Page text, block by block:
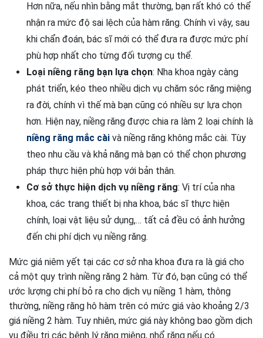
Hơn nữa, nếu nhìn bằng mắt thường, bạn rất khó có thể
nhận ra mức độ sai lệch của hàm răng. Chính vì vậy, sau
khi chẩn đoán, bác sĩ mới có thể đưa ra được mức phí
phù hợp nhất cho từng đối tượng cụ thể.
Loại niềng răng bạn lựa chọn: Nha khoa ngày càng
phát triển, kéo theo nhiều dịch vụ chăm sóc răng miệng
ra đời, chính vì thế mà bạn cũng có nhiều sự lựa chọn
hơn. Hiện nay, niềng răng được chia ra làm 2 loại chính là
niềng răng mắc cài và niềng răng không mắc cài. Tùy
theo nhu cầu và khả năng mà bạn có thể chọn phương
pháp thực hiện phù hợp với bản thân.
Cơ sở thực hiện dịch vụ niềng răng: Vị trí của nha
khoa, các trang thiết bị nha khoa, bác sĩ thực hiện
chính, loại vật liệu sử dụng,… tất cả đều có ảnh hưởng
đến chi phí dịch vụ niềng răng.
Mức giá niêm yết tại các cơ sở nha khoa đưa ra là giá cho
cả một quy trình niềng răng 2 hàm. Từ đó, bạn cũng có thể
ước lượng chi phí bỏ ra cho dịch vụ niềng 1 hàm, thông
thường, niềng răng hô hàm trên có mức giá vào khoảng 2/3
giá niềng 2 hàm. Tuy nhiên, mức giá này không bao gồm dịch
vụ điều trị các bệnh lý răng miệng, nhổ răng nếu có.